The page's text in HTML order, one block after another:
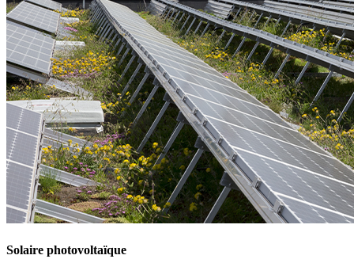
Solaire photovoltaïque